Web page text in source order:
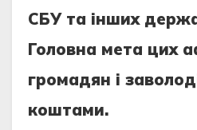
СБУ та інших
Головна мета цих
громадян і
коштами.